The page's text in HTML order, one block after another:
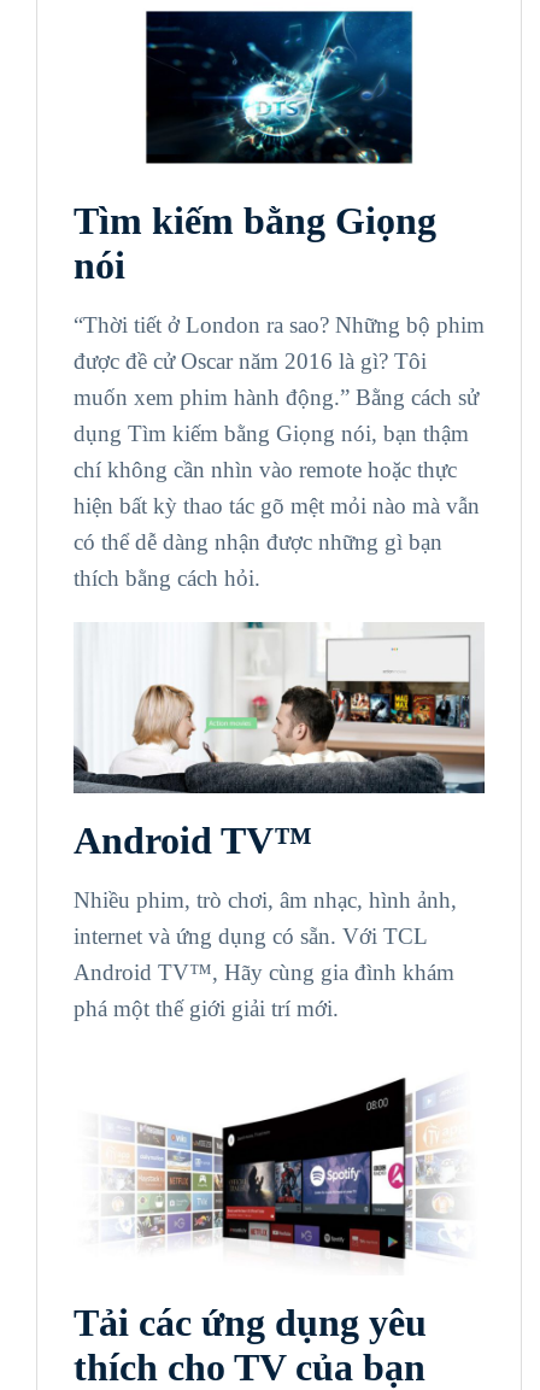
Tìm kiếm bằng Giọng
nói
“Thời tiết ở London ra sao? Những bộ phim
được đề cử Oscar năm 2016 là gì? Tôi
muốn xem phim hành động.” Bằng cách sử
dụng Tìm kiếm bằng Giọng nói, bạn thậm
chí không cần nhìn vào remote hoặc thực
hiện bất kỳ thao tác gõ mệt mỏi nào mà vẫn
có thể dễ dàng nhận được những gì bạn
thích bằng cách hỏi.
Android TV™
Nhiều phim, trò chơi, âm nhạc, hình ảnh,
internet và ứng dụng có sẵn. Với TCL
Android TV™, Hãy cùng gia đình khám
phá một thế giới giải trí mới.
Tải các ứng dụng yêu
thích cho TV của bạn